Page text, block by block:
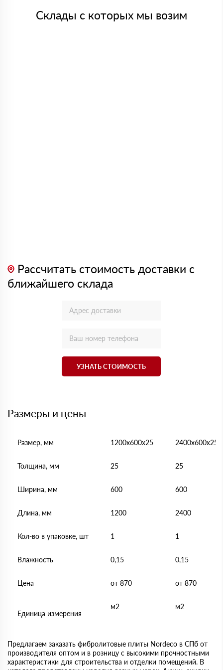
Склады с которых мы возим
Рассчитать стоимость доставки с
ближайшего склада
УЗНАТЬ СТОИМОСТЬ
Размеры и цены
Размер, мм
Толщина, мм
Ширина, мм
Длина, мм
Кол-во в упаковке, шт
Влажность
Цена
Единица измерения
1200х600х25
25
600
1200
1
0,15
от 870
м2
2400х600х25
25
600
2400
1
0,15
от 870
м2
Предлагаем заказать фибролитовые плиты Nordeco в СПб от
производителя оптом и в розницу с высокими прочностными
характеристики для строительства и отделки помещений. В